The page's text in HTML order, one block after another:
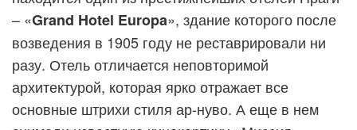
– «Grand Hotel Europa», здание которого после
возведения в 1905 году не реставрировали ни
разу. Отель отличается неповторимой
архитектурой, которая ярко отражает все
основные штрихи стиля ар-нуво. А еще в нем